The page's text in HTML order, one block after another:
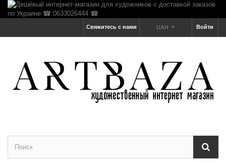
Войти
UAH
Свяжитесь с нами